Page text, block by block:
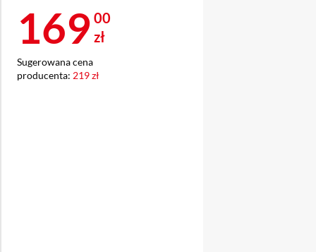
Cena 169 zł
169 00
zł
Sugerowana cena
producenta: 219 zł